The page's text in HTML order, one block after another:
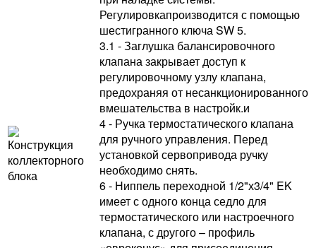
Регулировкапроизводится с помощью
шестигранного ключа SW 5.
3.1 - Заглушка балансировочного
клапана закрывает доступ к
регулировочному узлу клапана,
предохраняя от несанкционированного
вмешательства в настройк.и
4 - Ручка термостатического клапана
для ручного управления. Перед
установкой сервопривода ручку
необходимо снять.
6 - Ниппель переходной 1/2"х3/4" EK
имеет с одного конца седло для
термостатического или настроечного
клапана, с другого – профиль